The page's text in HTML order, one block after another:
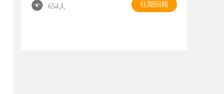
654人 往期回顾